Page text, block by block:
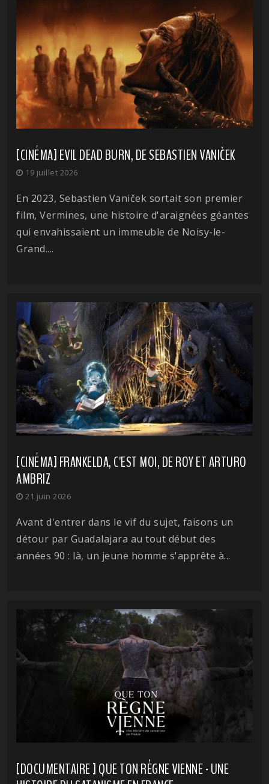
[CINÉMA] EVIL DEAD BURN, DE SEBASTIEN VANIČEK
19 juillet 2026
En 2023, Sebastien Vaniček sortait son premier
film, Vermines, une histoire d'araignées géantes
qui envahissaient un immeuble de Noisy-le-
Grand....
[CINÉMA] FRANKELDA, C'EST MOI, DE ROY ET ARTURO
AMBRIZ
21 juin 2026
Avant d'entrer dans le vif du sujet, faisons un
détour par Guadalajara au tout début des
années 90 : là, un jeune homme s'apprête à...
[DOCUMENTAIRE ] QUE TON RÈGNE VIENNE - UNE